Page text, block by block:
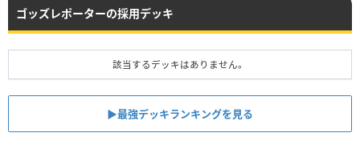
ゴッズレポーターの採用デッキ
該当するデッキはありません。
▶︎最強デッキランキングを見る